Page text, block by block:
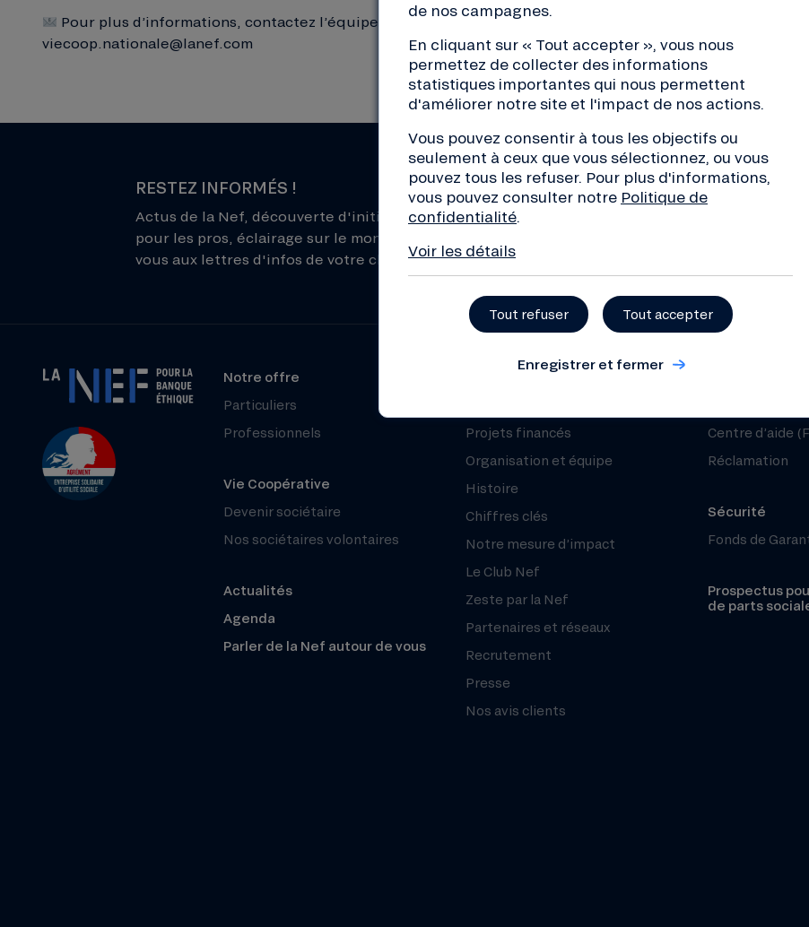
Pour plus d’informations, contactez l’équipe Vie Coopérative de la Nef :
viecoop.nationale@lanef.com
RESTEZ INFORMÉS !
Actus de la Nef, découverte d'initiatives de la transition, conseils
pour les pros, éclairage sur le monde de la finance... Inscrivez-
vous aux lettres d'infos de votre choix !
Notre offre
Particuliers
Professionnels
Vie Coopérative
Devenir sociétaire
Nos sociétaires volontaires
Actualités
Agenda
Parler de la Nef autour de vous
Projets financés
Organisation et équipe
Histoire
Chiffres clés
Notre mesure d’impact
Le Club Nef
Zeste par la Nef
Partenaires et réseaux
Recrutement
Presse
Nos avis clients
Centre d’aide
Réclamation
Sécurité
Fonds de
Prospectus
de parts
de nos campagnes.
En cliquant sur « Tout accepter », vous nous
permettez de collecter des informations
statistiques importantes qui nous permettent
d'améliorer notre site et l'impact de nos actions.
Vous pouvez consentir à tous les objectifs ou
seulement à ceux que vous sélectionnez, ou vous
pouvez tous les refuser. Pour plus d'informations,
vous pouvez consulter notre Politique de
confidentialité
Voir les détails
Tout refuser Tout accepter
Enregistrer et fermer